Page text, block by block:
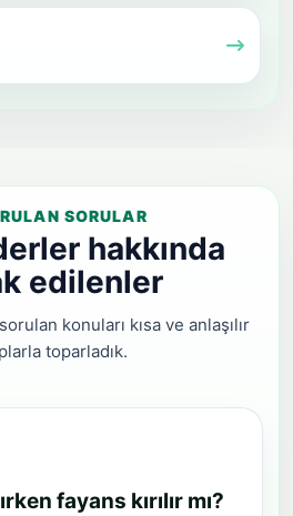
SORULAR
hakkında
edilenler
konuları kısa ve anlaşılır
toparladık.
fayans kırılır mı?